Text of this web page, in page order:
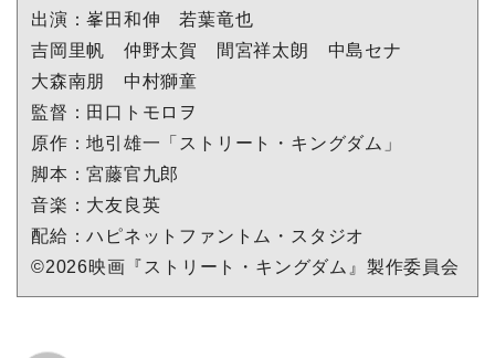
出演：峯⽥和伸 若葉⻯也
吉岡⾥帆 仲野太賀 間宮祥太朗 中島セナ
⼤森南朋 中村獅童
監督：⽥⼝トモロヲ
原作：地引雄⼀「ストリート・キングダム」
脚本：宮藤官九郎
⾳楽：⼤友良英
配給：ハピネットファントム・スタジオ
©2026映画『ストリート・キングダム』製作委員会